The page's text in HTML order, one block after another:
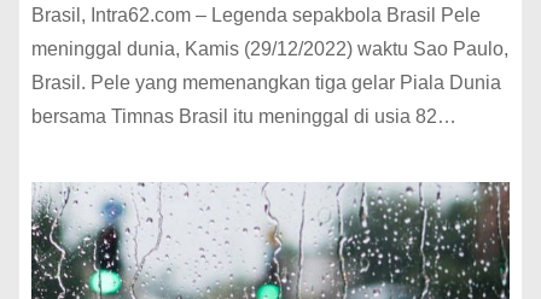
Brasil, Intra62.com – Legenda sepakbola Brasil Pele
meninggal dunia, Kamis (29/12/2022) waktu Sao Paulo,
Brasil. Pele yang memenangkan tiga gelar Piala Dunia
bersama Timnas Brasil itu meninggal di usia 82…